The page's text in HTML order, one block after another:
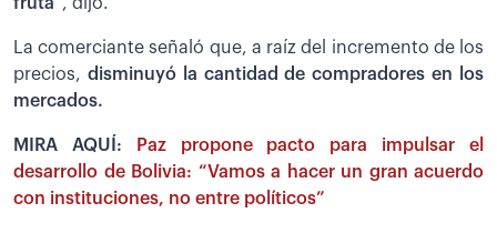
fruta ”, dijo.
La comerciante señaló que, a raíz del incremento de los
precios, disminuyó la cantidad de compradores en los
mercados.
MIRA AQUÍ:
Paz propone pacto para impulsar el
desarrollo de Bolivia: “Vamos a hacer un gran acuerdo
con instituciones, no entre políticos”